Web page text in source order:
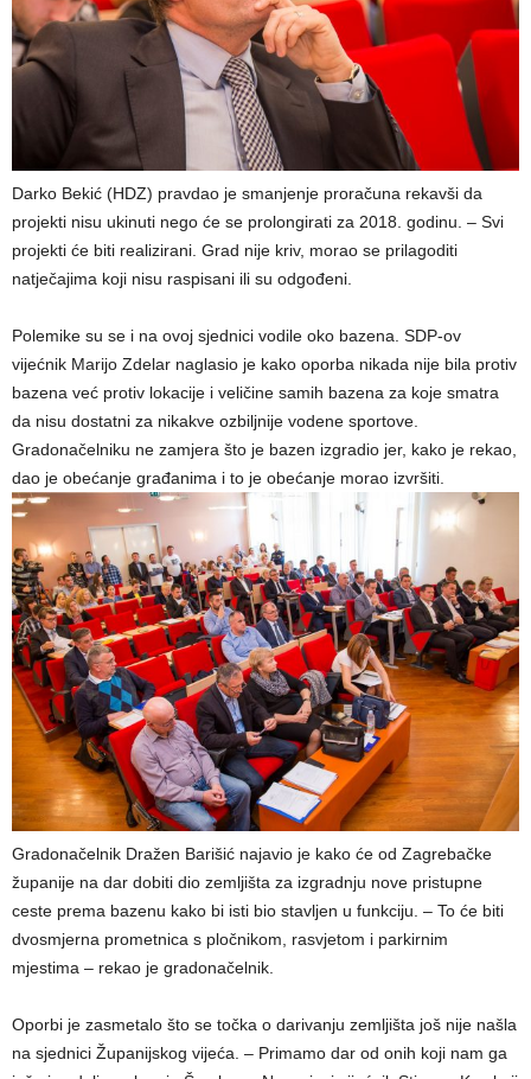
Darko Bekić (HDZ) pravdao je smanjenje proračuna rekavši da
projekti nisu ukinuti nego će se prolongirati za 2018. godinu. – Svi
projekti će biti realizirani. Grad nije kriv, morao se prilagoditi
natječajima koji nisu raspisani ili su odgođeni.
Polemike su se i na ovoj sjednici vodile oko bazena. SDP-ov
vijećnik Marijo Zdelar naglasio je kako oporba nikada nije bila protiv
bazena već protiv lokacije i veličine samih bazena za koje smatra
da nisu dostatni za nikakve ozbiljnije vodene sportove.
Gradonačelniku ne zamjera što je bazen izgradio jer, kako je rekao,
dao je obećanje građanima i to je obećanje morao izvršiti.
Gradonačelnik Dražen Barišić najavio je kako će od Zagrebačke
županije na dar dobiti dio zemljišta za izgradnju nove pristupne
ceste prema bazenu kako bi isti bio stavljen u funkciju. – To će biti
dvosmjerna prometnica s pločnikom, rasvjetom i parkirnim
mjestima – rekao je gradonačelnik.
Oporbi je zasmetalo što se točka o darivanju zemljišta još nije našla
na sjednici Županijskog vijeća. – Primamo dar od onih koji nam ga